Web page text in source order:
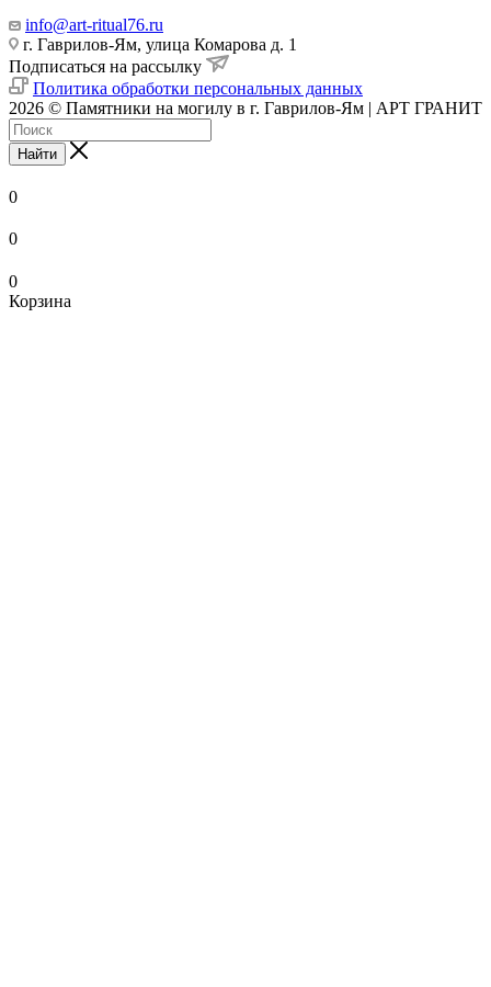
info@art-ritual76.ru
г. Гаврилов-Ям, улица Комарова д. 1
Подписаться на рассылку
Политика обработки персональных данных
2026 © Памятники на могилу в г. Гаврилов-Ям | АРТ ГРАНИТ
Найти
0
0
0
Корзина